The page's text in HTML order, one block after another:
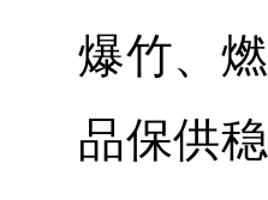
爆竹、
品保供